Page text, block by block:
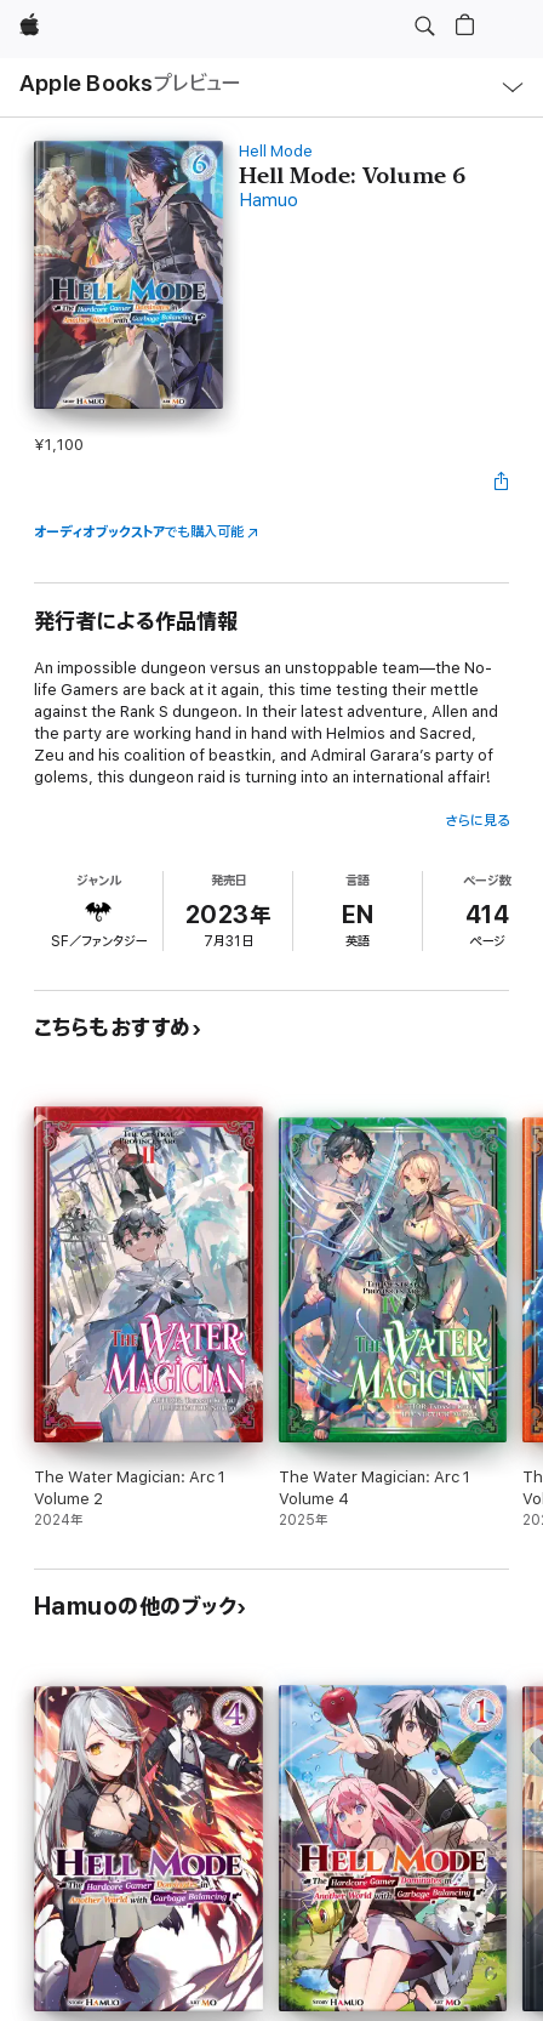
Apple
Apple Booksプレビュー
ル
Hell Mode
Hell Mode: Volume 6
Hamuo
¥1,100
オーディオブックストアでも購入可能
発行者による作品情報
An impossible dungeon versus an unstoppable team—the No-
life Gamers are back at it again, this time testing their mettle
against the Rank S dungeon. In their latest adventure, Allen and
the party are working hand in hand with Helmios and Sacred,
Zeu and his coalition of beastkin, and Admiral Garara’s party of
golems, this dungeon raid is turning into an international affair!
though. Allen and the team are in for a challenge like nothing
they’ve faced before, but if they’re the first to clear it, they’ll
With the flame of Fire Goddess Freyja weakening by the day and
forging becoming next to impossible, it’s up to the Gamers to
be fully equipped for the fight against the Demon Lord Army!
さらに見る
ジャンル
SF／ファンタジー
発売日
2023年
7月31日
言語
EN
英語
ページ数
414
ページ
こちらもおすすめ
The Water Magician: Arc 1
Volume 2
2024年
The Water Magician: Arc 1
Volume 4
2025年
Hamuoの他のブック